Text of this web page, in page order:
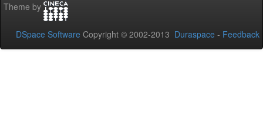
Theme by
DSpace Software Copyright © 2002-2013 Duraspace - Feedback